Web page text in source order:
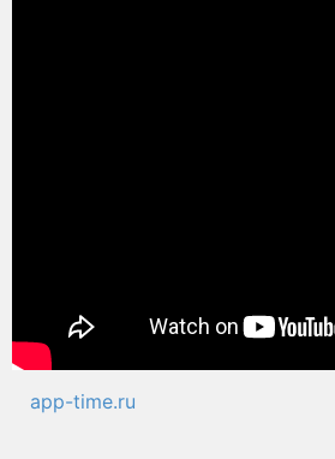
app-time.ru